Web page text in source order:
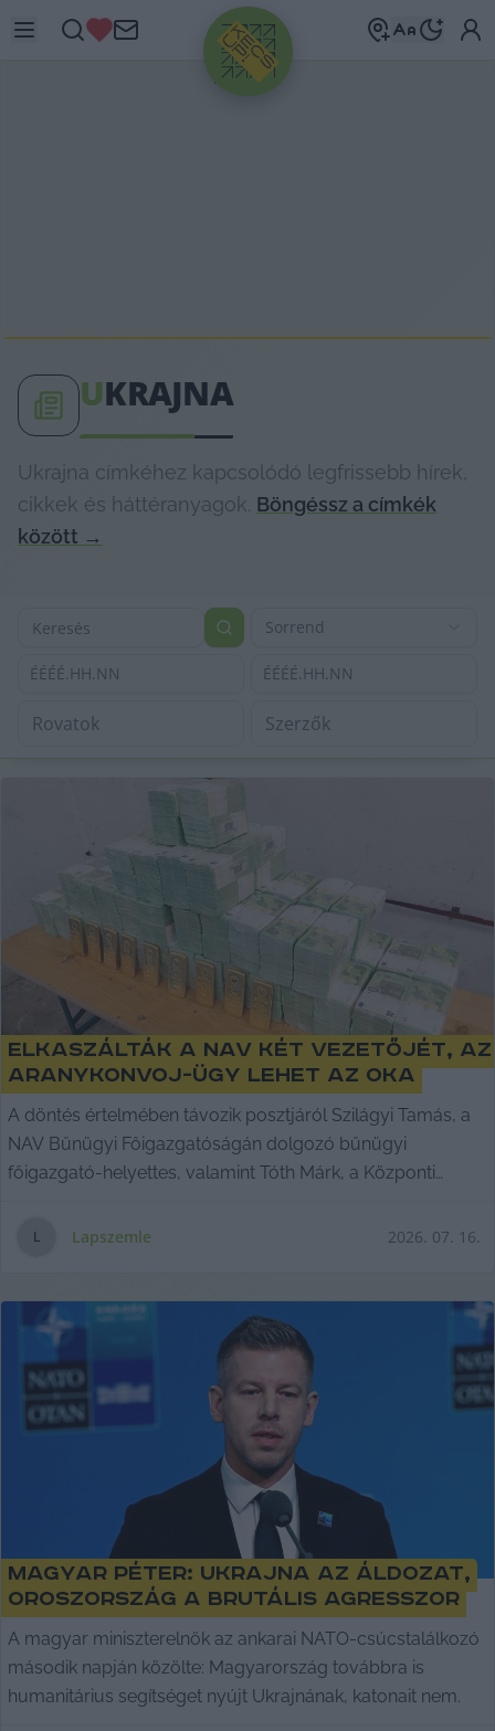
HIRDETÉS
UKRAJNA
Ukrajna címkéhez kapcsolódó legfrissebb hírek,
cikkek és háttéranyagok. Böngéssz a címkék
között →
Sorrend
ÉÉÉÉ.HH.NN ÉÉÉÉ.HH.NN
Elkaszálták a NAV két vezetőjét, az
Aranykonvoj-ügy lehet az oka
A döntés értelmében távozik posztjáról Szilágyi Tamás, a
NAV Bűnügyi Főigazgatóságán dolgozó bűnügyi
főigazgató-helyettes, valamint Tóth Márk, a Központi
L Lapszemle 2026. 07. 16.
Magyar Péter: Ukrajna az áldozat,
Oroszország a brutális agresszor
A magyar miniszterelnök az ankarai NATO-csúcstalálkozó
második napján közölte: Magyarország továbbra is
humanitárius segítséget nyújt Ukrajnának, katonait nem.